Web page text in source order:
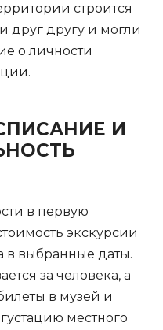
строится
друг другу и могли
о личности
И
в первую
экскурсии
в выбранные даты.
за человека, а
в музей и
местного